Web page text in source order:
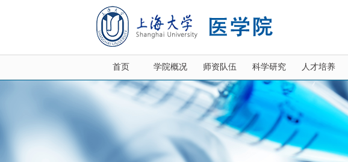
首页 学院概况 师资队伍 科学研究 人才培养